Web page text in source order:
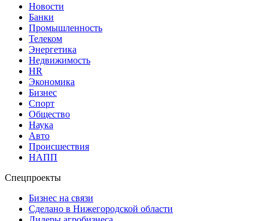
Новости
Банки
Промышленность
Телеком
Энергетика
Недвижимость
HR
Экономика
Бизнес
Спорт
Общество
Наука
Авто
Происшествия
НАПП
Спецпроекты
Бизнес на связи
Сделано в Нижегородской области